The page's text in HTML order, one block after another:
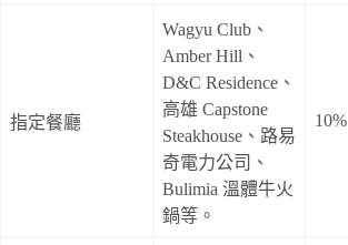
指定餐廳
Wagyu Club、
Amber Hill、
D&C Residence、
高雄 Capstone
Steakhouse、路易
奇電力公司、
Bulimia 溫體牛火
鍋等。
10%